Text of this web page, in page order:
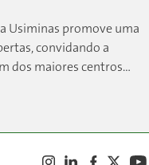
Usiminas promove uma
convidando a
dos maiores centros